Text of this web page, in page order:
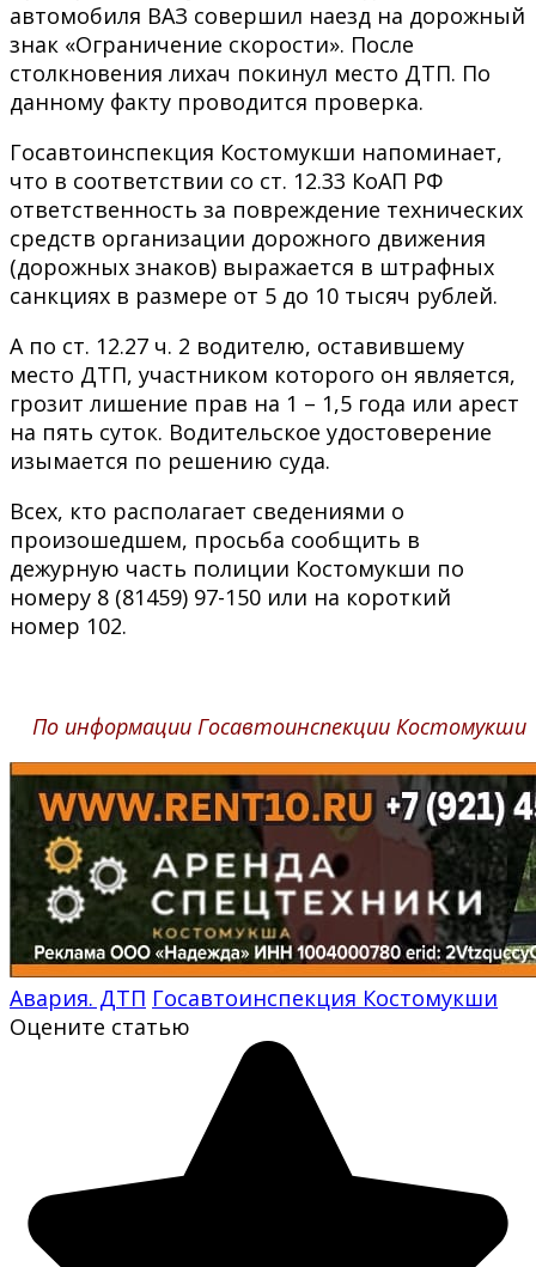
автомобиля ВАЗ совершил наезд на дорожный
знак «Ограничение скорости». После
столкновения лихач покинул место ДТП. По
данному факту проводится проверка.
Госавтоинспекция Костомукши напоминает,
что в соответствии со ст. 12.33 КоАП РФ
ответственность за повреждение технических
средств организации дорожного движения
(дорожных знаков) выражается в штрафных
санкциях в размере от 5 до 10 тысяч рублей.
А по ст. 12.27 ч. 2 водителю, оставившему
место ДТП, участником которого он является,
грозит лишение прав на 1 – 1,5 года или арест
на пять суток. Водительское удостоверение
изымается по решению суда.
Всех, кто располагает сведениями о
произошедшем, просьба сообщить в
дежурную часть полиции Костомукши по
номеру 8 (81459) 97-150 или на короткий
номер 102.
По информации Госавтоинспекции Костомукши
Авария. ДТП Госавтоинспекция Костомукши
Оцените статью